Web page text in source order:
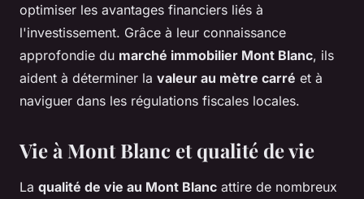
optimiser les avantages financiers liés à
l'investissement. Grâce à leur connaissance
approfondie du marché immobilier Mont Blanc, ils
aident à déterminer la valeur au mètre carré et à
naviguer dans les régulations fiscales locales.
Vie à Mont Blanc et qualité de vie
La qualité de vie au Mont Blanc attire de nombreux